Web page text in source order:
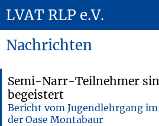
LVAT RLP e.V.
Nachrichten
Semi-Narr-Teilnehmer
begeistert
Bericht vom Jugendlehrgang
der Oase Montabaur